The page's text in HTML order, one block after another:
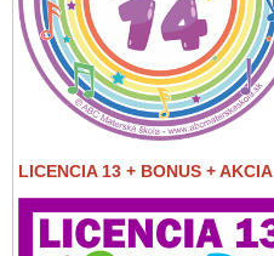
LICENCIA 13 + BONUS + AKCIA